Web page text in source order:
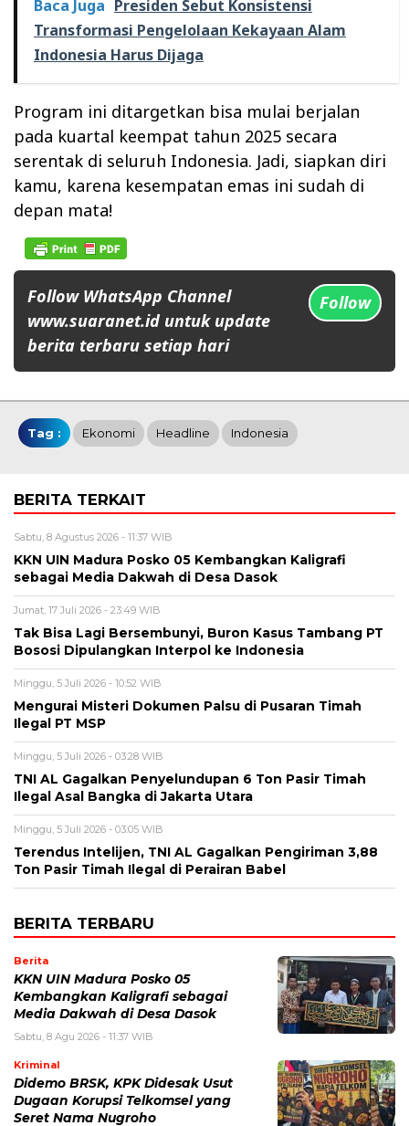
Baca Juga
Presiden Sebut Konsistensi
Transformasi Pengelolaan Kekayaan Alam
Indonesia Harus Dijaga
Program ini ditargetkan bisa mulai berjalan
pada kuartal keempat tahun 2025 secara
serentak di seluruh Indonesia. Jadi, siapkan diri
kamu, karena kesempatan emas ini sudah di
depan mata!
Follow WhatsApp Channel
www.suaranet.id untuk update
berita terbaru setiap hari
Follow
Tag : Ekonomi Headline Indonesia
BERITA TERKAIT
Sabtu, 8 Agustus 2026 - 11:37 WIB
KKN UIN Madura Posko 05 Kembangkan Kaligrafi
sebagai Media Dakwah di Desa Dasok
Jumat, 17 Juli 2026 - 23:49 WIB
Tak Bisa Lagi Bersembunyi, Buron Kasus Tambang PT
Bososi Dipulangkan Interpol ke Indonesia
Minggu, 5 Juli 2026 - 10:52 WIB
Mengurai Misteri Dokumen Palsu di Pusaran Timah
Ilegal PT MSP
Minggu, 5 Juli 2026 - 03:28 WIB
TNI AL Gagalkan Penyelundupan 6 Ton Pasir Timah
Ilegal Asal Bangka di Jakarta Utara
Minggu, 5 Juli 2026 - 03:05 WIB
Terendus Intelijen, TNI AL Gagalkan Pengiriman 3,88
Ton Pasir Timah Ilegal di Perairan Babel
BERITA TERBARU
Berita
KKN UIN Madura Posko 05
Kembangkan Kaligrafi sebagai
Media Dakwah di Desa Dasok
Sabtu, 8 Agu 2026 - 11:37 WIB
Kriminal
Didemo BRSK, KPK Didesak Usut
Dugaan Korupsi Telkomsel yang
Seret Nama Nugroho